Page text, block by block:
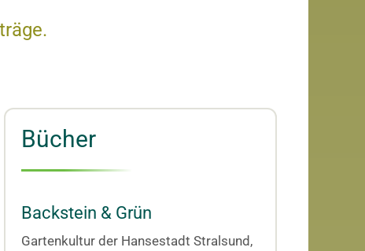
Bücher
Backstein & Grün
Gartenkultur der Hansestadt Stralsund,